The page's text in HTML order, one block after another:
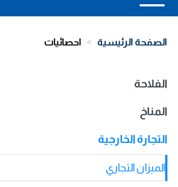
Main
navigation
الصفحة الرئيسية احصائيات
الفلاحة
المناخ
التجارة الخارجية
الميزان التجاري